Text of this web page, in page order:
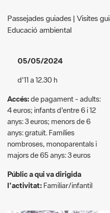
05/05/2024
Accés:de pagament - adults:
4 euros; infants d'entre 6 i 12
anys: gratuït. Famílies
nombroses, monoparentals i
majors de 65 anys: 3 euros
Públic a qui va dirigida
l'activitat:Familiar/infantil